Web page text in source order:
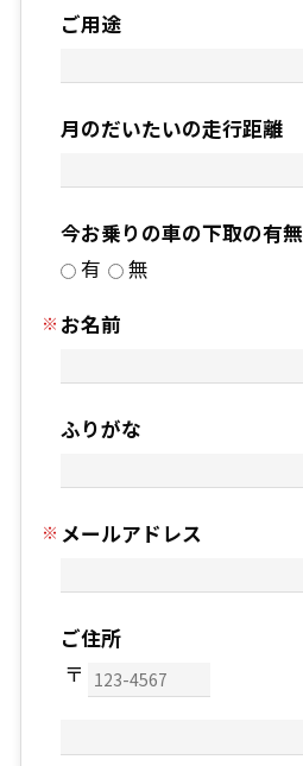
ご用途
月のだいたいの走行距離
今お乗りの車の下取の有無
有
無
お名前
ふりがな
メールアドレス
ご住所